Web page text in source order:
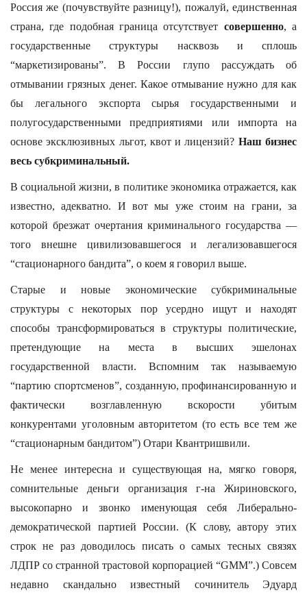
Россия же (почувствуйте разницу!), пожалуй, единственная
страна, где подобная граница отсутствует совершенно, а
государственные структуры насквозь и сплошь
“маркетизированы”. В России глупо рассуждать об
отмывании грязных денег. Какое отмывание нужно для как
бы легального экспорта сырья государственными и
полугосударственными предприятиями или импорта на
основе эксклюзивных льгот, квот и лицензий? Наш бизнес
весь субкриминальный.
В социальной жизни, в политике экономика отражается, как
известно, адекватно. И вот мы уже стоим на грани, за
которой брезжат очертания криминального государства —
того внешне цивилизовавшегося и легализовавшегося
“стационарного бандита”, о коем я говорил выше.
Старые и новые экономические субкриминальные
структуры с некоторых пор усердно ищут и находят
способы трансформироваться в структуры политические,
претендующие на места в высших эшелонах
государственной власти. Вспомним так называемую
“партию спортсменов”, созданную, профинансированную и
фактически возглавленную вскорости убитым
конкурентами уголовным авторитетом (то есть все тем же
“стационарным бандитом”) Отари Квантришвили.
Не менее интересна и существующая на, мягко говоря,
сомнительные деньги организация г-на Жириновского,
высокопарно и звонко именующая себя Либерально-
демократической партией России. (К слову, автору этих
строк не раз доводилось писать о самых тесных связях
ЛДПР со странной трастовой корпорацией “GMM”.) Совсем
недавно скандально известный сочинитель Эдуард